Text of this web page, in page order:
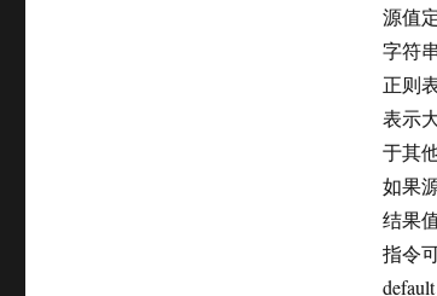
源值
字符
正则
表示
于其
如果
结果
指令
default